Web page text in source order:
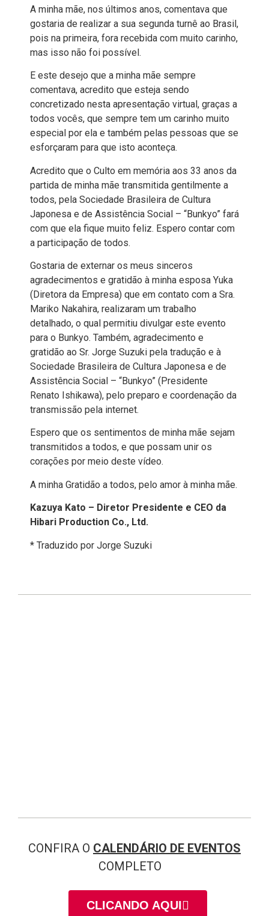
A minha mãe, nos últimos anos, comentava que
gostaria de realizar a sua segunda turnê ao Brasil,
pois na primeira, fora recebida com muito carinho,
mas isso não foi possível.
E este desejo que a minha mãe sempre
comentava, acredito que esteja sendo
concretizado nesta apresentação virtual, graças a
todos vocês, que sempre tem um carinho muito
especial por ela e também pelas pessoas que se
esforçaram para que isto aconteça.
Acredito que o Culto em memória aos 33 anos da
partida de minha mãe transmitida gentilmente a
todos, pela Sociedade Brasileira de Cultura
Japonesa e de Assistência Social – “Bunkyo” fará
com que ela fique muito feliz. Espero contar com
a participação de todos.
Gostaria de externar os meus sinceros
agradecimentos e gratidão à minha esposa Yuka
(Diretora da Empresa) que em contato com a Sra.
Mariko Nakahira, realizaram um trabalho
detalhado, o qual permitiu divulgar este evento
para o Bunkyo. Também, agradecimento e
gratidão ao Sr. Jorge Suzuki pela tradução e à
Sociedade Brasileira de Cultura Japonesa e de
Assistência Social – “Bunkyo” (Presidente
Renato Ishikawa), pelo preparo e coordenação da
transmissão pela internet.
Espero que os sentimentos de minha mãe sejam
transmitidos a todos, e que possam unir os
corações por meio deste vídeo.
A minha Gratidão a todos, pelo amor à minha mãe.
Kazuya Kato – Diretor Presidente e CEO da
Hibari Production Co., Ltd.
* Traduzido por Jorge Suzuki
CONFIRA O CALENDÁRIO DE EVENTOS
COMPLETO
CLICANDO AQUI